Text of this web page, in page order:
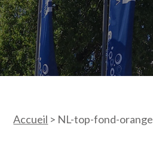
Accueil > NL-top-fond-orange